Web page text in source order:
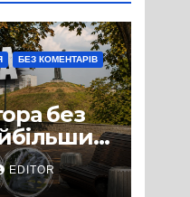
БЕЗ КОМЕНТАРІВ
без
міф
EDITOR